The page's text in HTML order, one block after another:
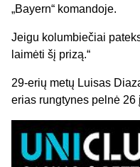
„Bayern“ komandoje.
Jeigu kolumbiečiai
laimėti šį prizą.“
29-erių metų Luisas
erias rungtynes pelnė 26